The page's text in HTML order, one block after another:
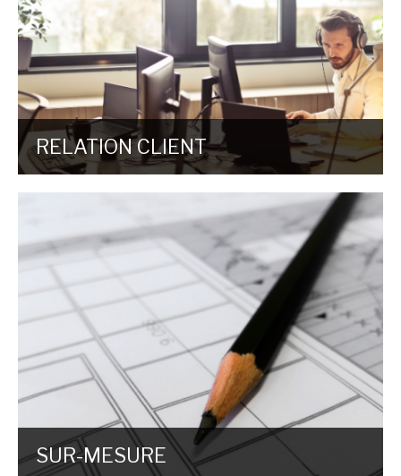
RELATION CLIENT
SUR-MESURE